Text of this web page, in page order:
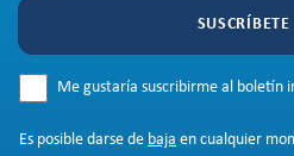
SUSCRÍBETE
Me gustaría suscribirme al boletín
Es posible darse de baja en cualquier